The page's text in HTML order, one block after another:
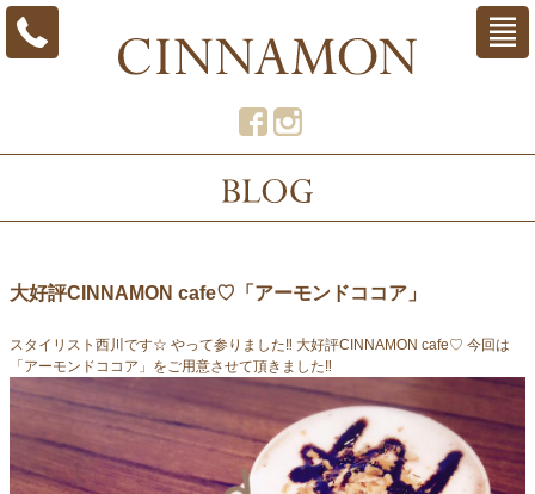
大好評CINNAMON cafe♡「アーモンドココア」
スタイリスト西川です☆ やって参りました‼︎ 大好評CINNAMON cafe♡ 今回は
「アーモンドココア」をご用意させて頂きました‼︎